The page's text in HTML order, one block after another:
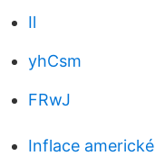
Il
yhCsm
FRwJ
Inflace